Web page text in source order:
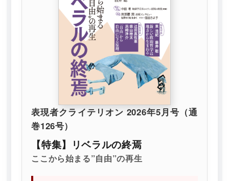
表現者クライテリオン 2026年5月号（通
巻126号）
【特集】リベラルの終焉
ここから始まる”自由”の再生